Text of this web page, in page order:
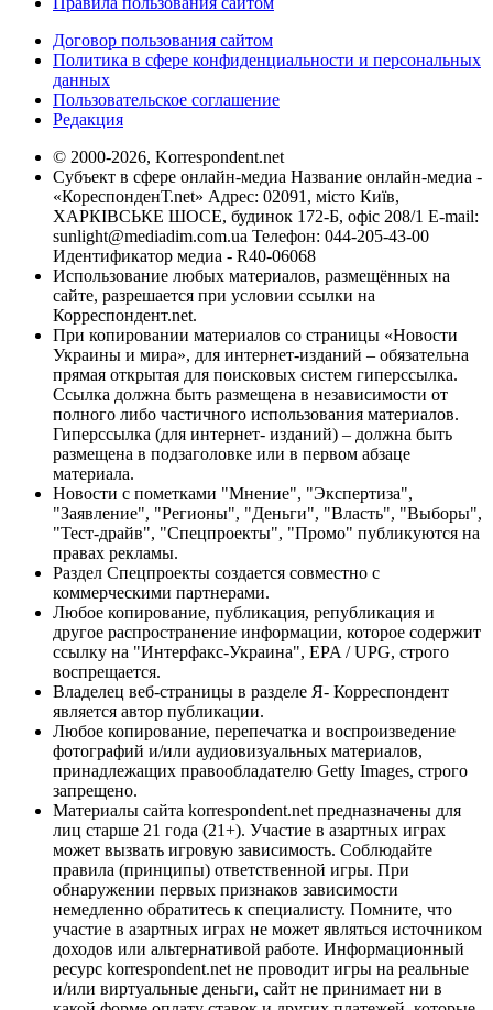
Договор пользования сайтом
Политика в сфере конфиденциальности и персональных
данных
Пользовательское соглашение
Редакция
© 2000-2026, Korrespondent.net
Субъект в сфере онлайн-медиа Название онлайн-медиа -
«КореспонденТ.net» Адрес: 02091, місто Київ,
ХАРКІВСЬКЕ ШОСЕ, будинок 172-Б, офіс 208/1 E-mail:
sunlight@mediadim.com.ua Телефон: 044-205-43-00
Идентификатор медиа - R40-06068
Использование любых материалов, размещённых на
сайте, разрешается при условии ссылки на
Корреспондент.net.
При копировании материалов со страницы «Новости
Украины и мира», для интернет-изданий – обязательна
прямая открытая для поисковых систем гиперссылка.
Ссылка должна быть размещена в независимости от
полного либо частичного использования материалов.
Гиперссылка (для интернет- изданий) – должна быть
размещена в подзаголовке или в первом абзаце
материала.
Новости с пометками "Мнение", "Экспертиза",
"Заявление", "Регионы", "Деньги", "Власть", "Выборы",
"Тест-драйв", "Спецпроекты", "Промо" публикуются на
правах рекламы.
Раздел Спецпроекты создается совместно с
коммерческими партнерами.
Любое копирование, публикация, републикация и
другое распространение информации, которое содержит
ссылку на "Интерфакс-Украина", EPA / UPG, строго
воспрещается.
Владелец веб-страницы в разделе Я- Корреспондент
является автор публикации.
Любое копирование, перепечатка и воспроизведение
фотографий и/или аудиовизуальных материалов,
принадлежащих правообладателю Getty Images, строго
запрещено.
Материалы сайта korrespondent.net предназначены для
лиц старше 21 года (21+). Участие в азартных играх
может вызвать игровую зависимость. Соблюдайте
правила (принципы) ответственной игры. При
обнаружении первых признаков зависимости
немедленно обратитесь к специалисту. Помните, что
участие в азартных играх не может являться источником
доходов или альтернативой работе. Информационный
ресурс korrespondent.net не проводит игры на реальные
и/или виртуальные деньги, сайт не принимает ни в